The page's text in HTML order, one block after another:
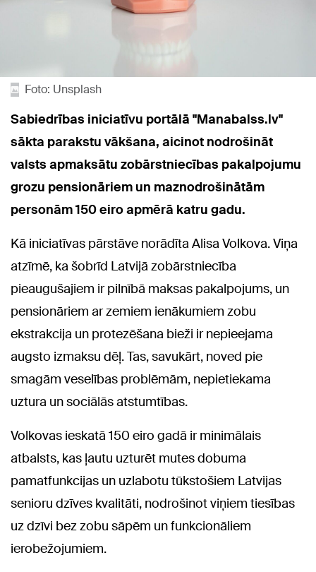
Foto: Unsplash
Sabiedrības iniciatīvu portālā "Manabalss.lv"
sākta parakstu vākšana, aicinot nodrošināt
valsts apmaksātu zobārstniecības pakalpojumu
grozu pensionāriem un maznodrošinātām
personām 150 eiro apmērā katru gadu.
Kā iniciatīvas pārstāve norādīta Alisa Volkova. Viņa
atzīmē, ka šobrīd Latvijā zobārstniecība
pieaugušajiem ir pilnībā maksas pakalpojums, un
pensionāriem ar zemiem ienākumiem zobu
ekstrakcija un protezēšana bieži ir nepieejama
augsto izmaksu dēļ. Tas, savukārt, noved pie
smagām veselības problēmām, nepietiekama
uztura un sociālās atstumtības.
Volkovas ieskatā 150 eiro gadā ir minimālais
atbalsts, kas ļautu uzturēt mutes dobuma
pamatfunkcijas un uzlabotu tūkstošiem Latvijas
senioru dzīves kvalitāti, nodrošinot viņiem tiesības
uz dzīvi bez zobu sāpēm un funkcionāliem
ierobežojumiem.